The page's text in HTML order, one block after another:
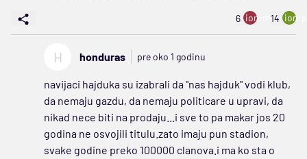
6 ion:minus
14
H honduras pre oko 1 godinu
navijaci hajduka su izabrali da "nas hajduk" vodi klub,
da nemaju gazdu, da nemaju politicare u upravi, da
nikad nece biti na prodaju...i sve to pa makar jos 20
godina ne osvojili titulu.zato imaju pun stadion,
svake godine preko 100000 clanova.i ma ko sta o